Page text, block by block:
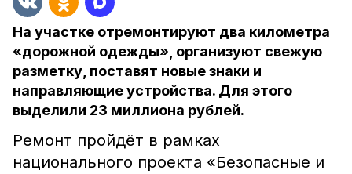
На участке отремонтируют два километра
«дорожной одежды», организуют свежую
разметку, поставят новые знаки и
направляющие устройства. Для этого
выделили 23 миллиона рублей.
Ремонт пройдёт в рамках
национального проекта «Безопасные и